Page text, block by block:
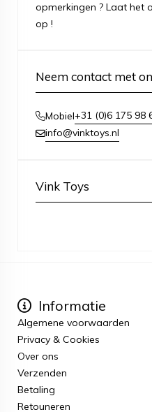
opmerkingen ? Laat het
op !
Neem contact met
Mobiel+31 (0)6 175 98
info@vinktoys.nl
Vink Toys
Informatie
Algemene voorwaarden
Privacy & Cookies
Over ons
Verzenden
Betaling
Retouneren